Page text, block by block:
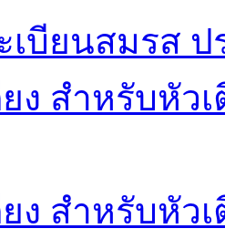
บียนสมรส ป
ง สำหรับหัว
ง สำหรับหัว